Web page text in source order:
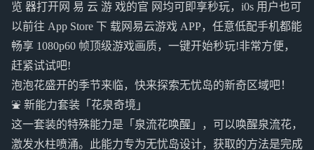
览 器打开网 易 云 游 戏的官 网均可即享秒玩，i0s 用户也可
以前往 App Store 下 载网易云游戏 APP，任意低配手机都能
畅享 1080p60 帧顶级游戏画质，一键开始秒玩!非常方便，
赶紧试试吧!
泡泡花盛开的季节来临，快来探索无忧岛的新奇区域吧！
⛲️ 新能力套装「花泉奇境」
这一套装的特殊能力是「泉流花唤醒」，可以唤醒泉流花，
激发水柱喷涌。此能力专为无忧岛设计，获取的方法是完成